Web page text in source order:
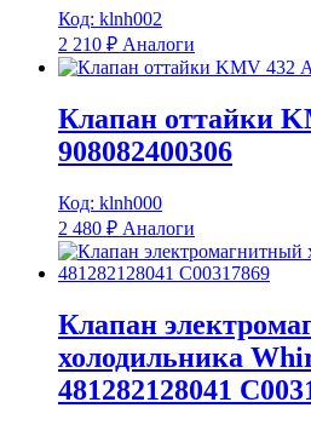
Код: klnh002
2 210 ₽ Аналоги
Клапан оттайки
908082400306
Код: klnh000
2 480 ₽ Аналоги
Клапан
холодильника
481282128041